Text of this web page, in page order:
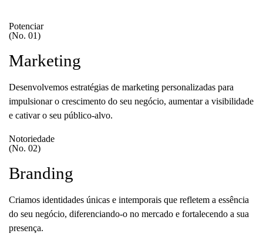
Potenciar
(No. 01)
Marketing
Desenvolvemos estratégias de marketing personalizadas para
impulsionar o crescimento do seu negócio, aumentar a visibilidade
e cativar o seu público-alvo.
Notoriedade
(No. 02)
Branding
Criamos identidades únicas e intemporais que refletem a essência
do seu negócio, diferenciando-o no mercado e fortalecendo a sua
presença.